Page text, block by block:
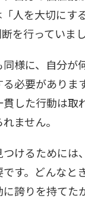
人を大切にす
を行っていまし
様に、自分が
必要がありま
した行動は取
ません。
けるためには
す。どんなと
誇りを持てた